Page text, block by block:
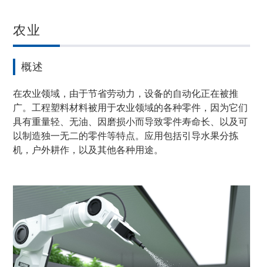
农业
概述
在农业领域，由于节省劳动力，设备的自动化正在被推
广。工程塑料材料被用于农业领域的各种零件，因为它们
具有重量轻、无油、因磨损小而导致零件寿命长、以及可
以制造独一无二的零件等特点。应用包括引导水果分拣
机，户外耕作，以及其他各种用途。